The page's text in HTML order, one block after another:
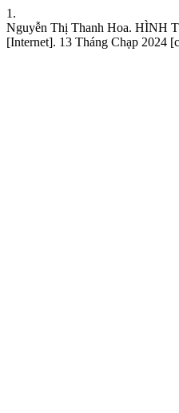
1.
Nguyễn Thị Thanh Hoa. HÌNH
[Internet]. 13 Tháng Chạp 2024